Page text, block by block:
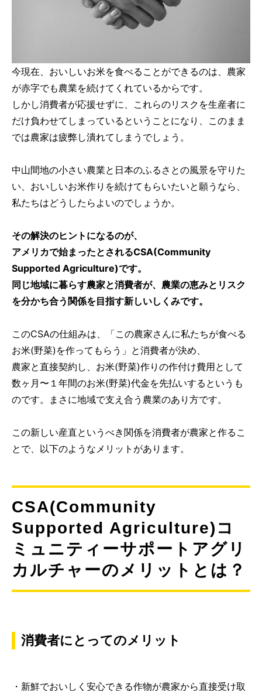
今現在、おいしいお米を食べることができるのは、農家
が赤字でも農業を続けてくれているからです。
しかし消費者が応援せずに、これらのリスクを生産者に
だけ負わせてしまっているということになり、このまま
では農家は疲弊し潰れてしまうでしょう。
中山間地の小さい農業と日本のふるさとの風景を守りた
い、おいしいお米作りを続けてもらいたいと願うなら、
私たちはどうしたらよいのでしょうか。
その解決のヒントになるのが、
アメリカで始まったとされるCSA(Community
Supported Agriculture)です。
同じ地域に暮らす農家と消費者が、農業の恵みとリスク
を分かち合う関係を目指す新しいしくみです。
このCSAの仕組みは、「この農家さんに私たちが食べる
お米(野菜)を作ってもらう」と消費者が決め、
農家と直接契約し、お米(野菜)作りの作付け費用として
数ヶ月〜１年間のお米(野菜)代金を先払いするというも
のです。まさに地域で支え合う農業のあり方です。
この新しい産直というべき関係を消費者が農家と作るこ
とで、以下のようなメリットがあります。
CSA(Community
Supported Agriculture)コ
ミュニティーサポートアグリ
カルチャーのメリットとは？
消費者にとってのメリット
・新鮮でおいしく安心できる作物が農家から直接受け取